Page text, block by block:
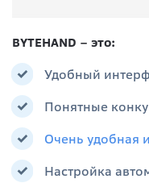
BYTEHAND – это:
Удобный
Понятные
Очень удобная
Настройка